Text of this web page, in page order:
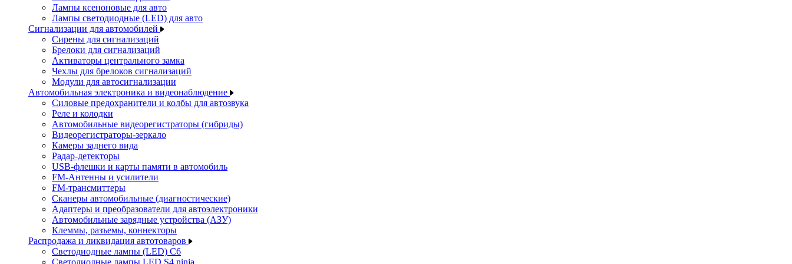
Лампы ксеноновые для авто
Лампы светодиодные (LED) для авто
Сигнализации для автомобилей
Сирены для сигнализаций
Брелоки для сигнализаций
Активаторы центрального замка
Чехлы для брелоков сигнализаций
Модули для автосигнализации
Автомобильная электроника и видеонаблюдение
Силовые предохранители и колбы для автозвука
Реле и колодки
Автомобильные видеорегистраторы (гибриды)
Видеорегистраторы-зеркало
Камеры заднего вида
Радар-детекторы
USB-флешки и карты памяти в автомобиль
FM-Антенны и усилители
FM-трансмиттеры
Сканеры автомобильные (диагностические)
Адаптеры и преобразователи для автоэлектроники
Автомобильные зарядные устройства (АЗУ)
Клеммы, разъемы, коннекторы
Распродажа и ликвидация автотоваров
Светодиодные лампы (LED) C6
Светодиодные лампы LED S4 ninja